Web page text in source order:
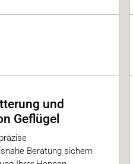
und
Geflügel
Beratung sichern